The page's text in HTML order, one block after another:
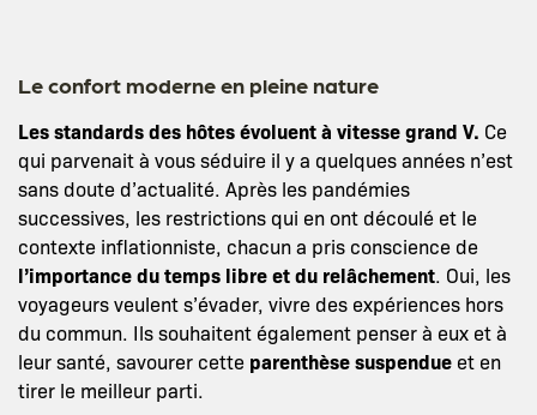
Le confort moderne en pleine nature
Les standards des hôtes évoluent à vitesse grand V. Ce
qui parvenait à vous séduire il y a quelques années n’est
sans doute d’actualité. Après les pandémies
successives, les restrictions qui en ont découlé et le
contexte inflationniste, chacun a pris conscience de
l’importance du temps libre et du relâchement. Oui, les
voyageurs veulent s’évader, vivre des expériences hors
du commun. Ils souhaitent également penser à eux et à
leur santé, savourer cette parenthèse suspendue et en
tirer le meilleur parti.